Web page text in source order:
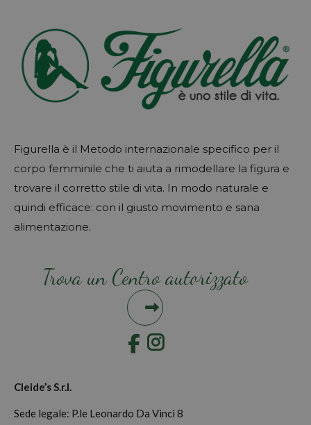
Figurella è il Metodo internazionale specifico per il
corpo femminile che ti aiuta a rimodellare la figura e
trovare il corretto stile di vita. In modo naturale e
quindi efficace: con il giusto movimento e sana
alimentazione.
Trova un Centro autorizzato
Instagram
Cleide’s S.r.l.
Sede legale: P.le Leonardo Da Vinci 8